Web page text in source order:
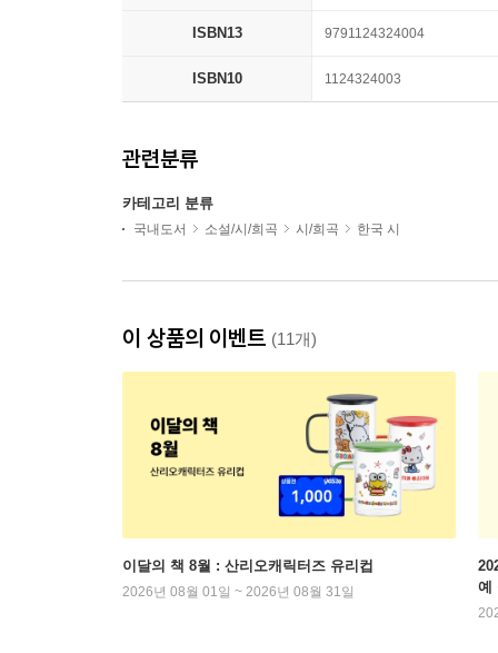
ISBN13 9791124324004
ISBN10 1124324003
관련분류
카테고리 분류
국내도서 소설/시/희곡 시/희곡 한국 시
이 상품의 이벤트 (11개)
이달의 책 8월 : 산리오캐릭터즈 유리컵
2026년 08월 01일 ~ 2026년 08월 31일
예